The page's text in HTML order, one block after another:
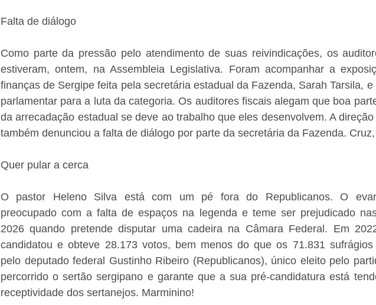
Falta de diálogo
Como parte da pressão pelo atendimento de suas reivindicações, os
estiveram, ontem, na Assembleia Legislativa. Foram acompanhar a
finanças de Sergipe feita pela secretária estadual da Fazenda, Sarah Tarsila,
parlamentar para a luta da categoria. Os auditores fiscais alegam que boa
da arrecadação estadual se deve ao trabalho que eles desenvolvem. A
também denunciou a falta de diálogo por parte da secretária da Fazenda.
Quer pular a cerca
O pastor Heleno Silva está com um pé fora do Republicanos. O
preocupado com a falta de espaços na legenda e teme ser prejudicado
2026 quando pretende disputar uma cadeira na Câmara Federal. Em
candidatou e obteve 28.173 votos, bem menos do que os 71.831 sufrágios
pelo deputado federal Gustinho Ribeiro (Republicanos), único eleito pelo
percorrido o sertão sergipano e garante que a sua pré-candidatura está
receptividade dos sertanejos. Marminino!